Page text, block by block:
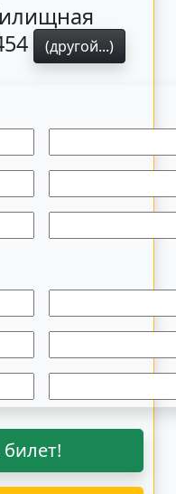
(другой...)